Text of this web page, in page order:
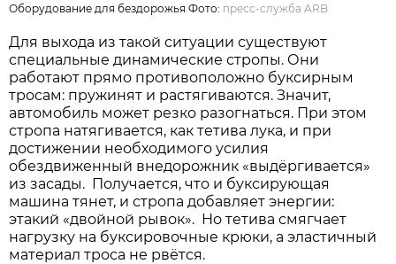
Оборудование для бездорожья Фото: пресс-служба ARB
Для выхода из такой ситуации существуют
специальные динамические стропы. Они
работают прямо противоположно буксирным
тросам: пружинят и растягиваются. Значит,
автомобиль может резко разогнаться. При этом
стропа натягивается, как тетива лука, и при
достижении необходимого усилия
обездвиженный внедорожник «выдёргивается»
из засады. Получается, что и буксирующая
машина тянет, и стропа добавляет энергии:
этакий «двойной рывок». Но тетива смягчает
нагрузку на буксировочные крюки, а эластичный
материал троса не рвётся.